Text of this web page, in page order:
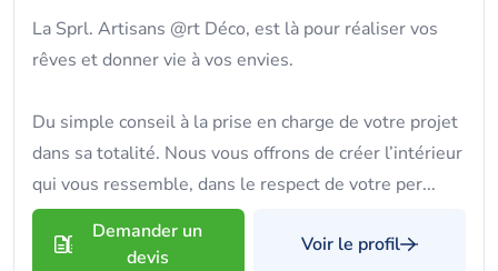
La Sprl. Artisans @rt Déco, est là pour réaliser vos
rêves et donner vie à vos envies.
Du simple conseil à la prise en charge de votre projet
dans sa totalité. Nous vous offrons de créer l’intérieur
qui vous ressemble, dans le respect de votre per...
Demander un
devis
Voir le profil